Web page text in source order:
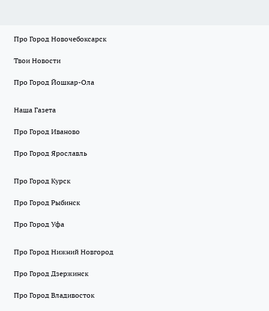
Про Город Новочебоксарск
Твои Новости
Про Город Йошкар-Ола
Наша Газета
Про Город Иваново
Про Город Ярославль
Про Город Курск
Про Город Рыбинск
Про Город Уфа
Про Город Нижний Новгород
Про Город Дзержинск
Про Город Владивосток